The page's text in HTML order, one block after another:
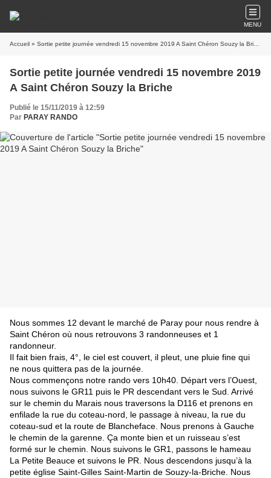
MENU
Accueil » Sortie petite journée vendredi 15 novembre 2019 A Saint Chéron Souzy la Briche
Sortie petite journée vendredi 15 novembre 2019
A Saint Chéron Souzy la Briche
Publié le 15/11/2019 à 12:59
Par PARAY RANDO
Nous sommes 12 devant le marché de Paray pour nous rendre à
Saint Chéron où nous retrouvons 3 randonneuses et 1
randonneur.
Il fait bien frais, 4°, le ciel est couvert, il pleut, une pluie fine qui
ne nous quittera pas de la journée.
Nous commençons notre rando vers 10h40. Départ vers l’Ouest,
nous suivons le GR11 puis le PR descendant vers le Sud. Arrivé
sur le chemin du Marais nous traversons la D116 et prenons en
enfilade la rue du coteau-nord, le passage à niveau, la rue du
coteau-sud et la route de Blancheface. Nous prenons à Gauche
le chemin de la garenne. Ça monte bien et un ruisseau s’est
formé sur le chemin. Nous suivons le GR1, passons le hameau
La Petite Beauce et suivons le PR. Nous descendons jusqu’à la
petite église Saint-Gilles Saint-Martin de Souzy-la-Briche. Nous